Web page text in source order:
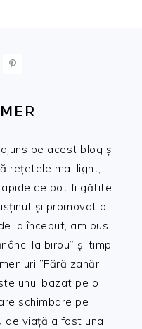
pe acest blog și
rețetele mai light,
ce pot fi gătite
și promovat o
la început, am pus
la birou” și timp
”Fără zahăr
unul bazat pe o
schimbare pe
de viață a fost una